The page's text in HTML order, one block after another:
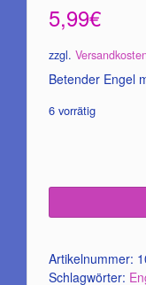
5,99€
zzgl. Versandkosten
Betender Engel
6 vorrätig
Artikelnummer:
Schlagwörter: